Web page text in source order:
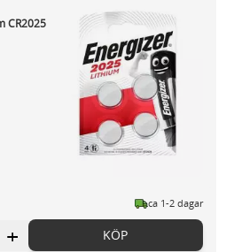
CR2025
ca 1-2 dagar
+ KÖP